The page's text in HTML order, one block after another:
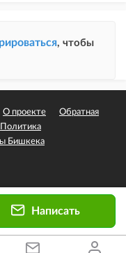
Написать
, чтобы
О проекте
Обратная
Политика
Бишкека